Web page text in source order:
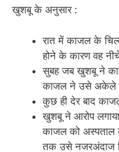
खुशबू के अनुसार :
रात में काजल के
होने के कारण वह
सुबह जब खुशबू ने
काजल ने उसे अकेले
कुछ ही देर बाद
खुशबू ने आरोप
काजल को अस्पताल
तक उसे नजरअंदाज